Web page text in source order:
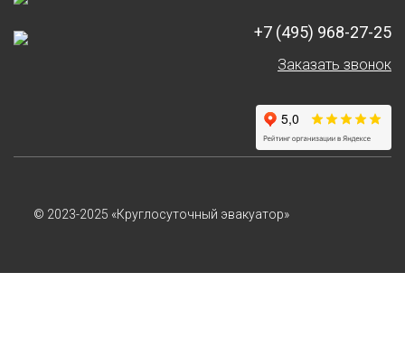
+7 (495) 968-27-25
Заказать звонок
© 2023-2025 «Круглосуточный эвакуатор»